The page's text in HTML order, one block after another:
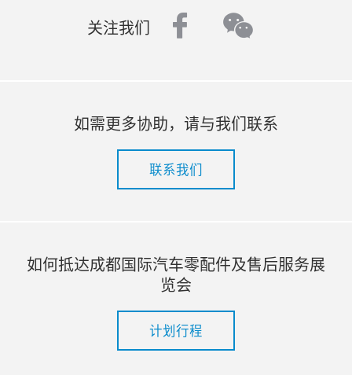
关注我们 facebook
wechat
如需更多协助，请与我们联系
联系我们
如何抵达成都国际汽车零配件及售后服务展
览会
计划行程